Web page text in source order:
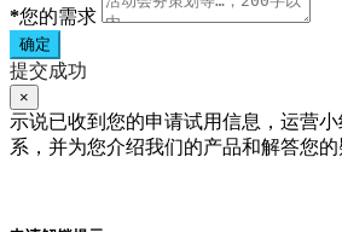
*您的需求
确定
提交成功
×
示说已收到您的申请试用信息，运营
系，并为您介绍我们的产品和解答您的